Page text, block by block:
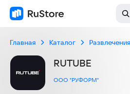
Главная Каталог Развлечения
RUTUBE
ООО "РУФОРМ"